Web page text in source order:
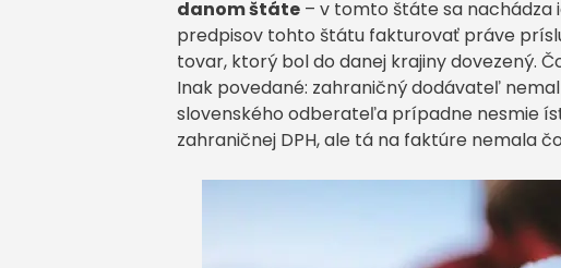
danom štáte – v tomto štáte sa nachádza
predpisov tohto štátu fakturovať práve
tovar, ktorý bol do danej krajiny dovezený.
Inak povedané: zahraničný dodávateľ
slovenského odberateľa prípadne nesmie
zahraničnej DPH, ale tá na faktúre nemala